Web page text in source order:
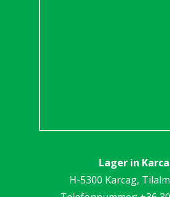
Lager in
H-5300 Karcag,